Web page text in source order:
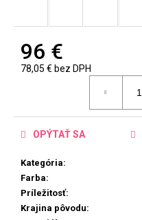
96 €
78,05 € bez DPH
Kategória:
Farba:
Príležitosť:
Krajina pôvodu:
OPÝTAŤ SA